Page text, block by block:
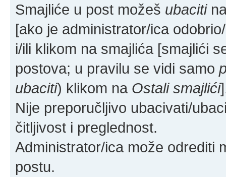
Smajliće u post možeš ubaciti
[ako je administrator/ica
i/ili klikom na smajlića [smajlići
postova; u pravilu se vidi samo
ubaciti) klikom na Ostali smajlići
Nije preporučljivo ubacivati/
čitljivost i preglednost.
Administrator/ica može odrediti
postu.